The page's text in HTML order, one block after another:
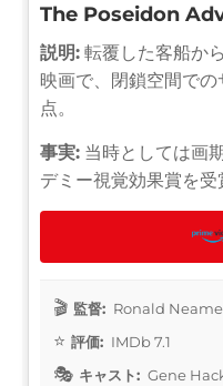
The Poseidon
説明: 転覆した客船か
映画で、閉鎖空間で
点。
事実: 当時としては画
デミー視覚効果賞を受
監督: Ronald Neame
評価: IMDb 7.1
キャスト: Gene